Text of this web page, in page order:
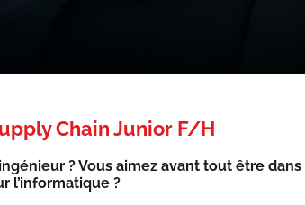
Chain Junior F/H
? Vous aimez avant tout être
l’informatique ?